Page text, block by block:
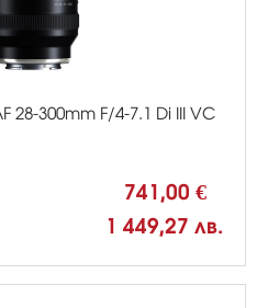
300mm F/4-7.1 Di III VC
741,00 €
1 449,27 лв.